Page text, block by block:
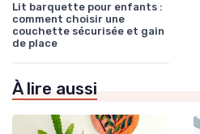
Lit barquette pour enfants :
comment choisir une
couchette sécurisée et gain
de place
À lire aussi